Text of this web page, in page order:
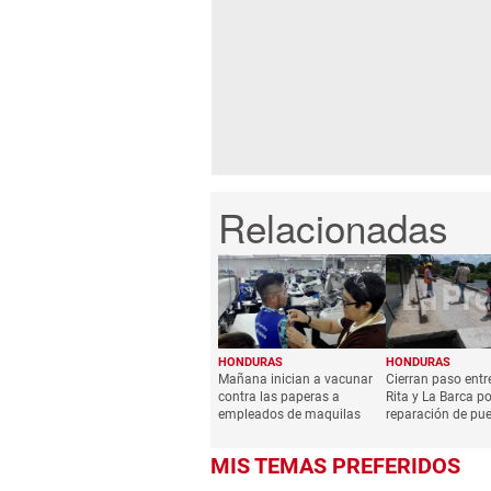
HONDURAS
Mañana inician a vacunar
contra las paperas a
empleados de maquilas
HONDURAS
Cierran paso
Rita y La Barca
reparación de
MIS TEMAS PREFERIDOS